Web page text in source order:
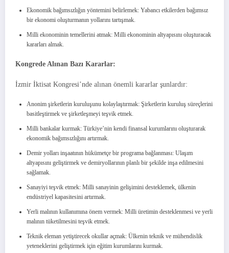
Ekonomik bağımsızlığın yöntemini belirlemek: Yabancı etkilerden bağımsız
bir ekonomi oluşturmanın yollarını tartışmak.
Milli ekonominin temellerini atmak: Milli ekonominin altyapısını oluşturacak
kararları almak.
Kongrede Alınan Bazı Kararlar:
İzmir İktisat Kongresi’nde alınan önemli kararlar şunlardır:
Anonim şirketlerin kuruluşunu kolaylaştırmak: Şirketlerin kuruluş süreçlerini
basitleştirmek ve şirketleşmeyi teşvik etmek.
Milli bankalar kurmak: Türkiye’nin kendi finansal kurumlarını oluşturarak
ekonomik bağımsızlığını artırmak.
Demir yolları inşaatının hükümetçe bir programa bağlanması: Ulaşım
altyapısını geliştirmek ve demiryollarının planlı bir şekilde inşa edilmesini
sağlamak.
Sanayiyi teşvik etmek: Milli sanayinin gelişimini desteklemek, ülkenin
endüstriyel kapasitesini artırmak.
Yerli malının kullanımına önem vermek: Milli üretimin desteklenmesi ve yerli
malının tüketilmesini teşvik etmek.
Teknik eleman yetiştirecek okullar açmak: Ülkenin teknik ve mühendislik
yeteneklerini geliştirmek için eğitim kurumlarını kurmak.